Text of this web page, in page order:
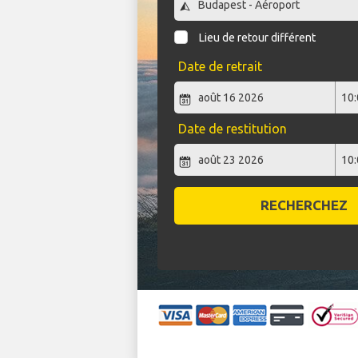
Lieu de retour différent
Date de retrait
Date de restitution
RECHERCHEZ